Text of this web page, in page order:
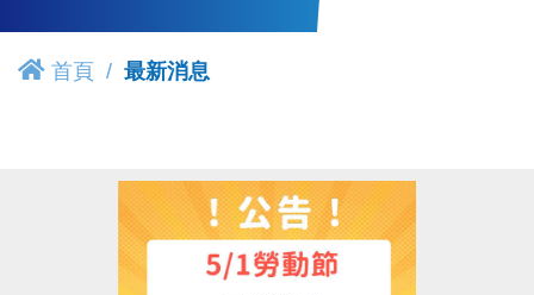
首頁 最新消息